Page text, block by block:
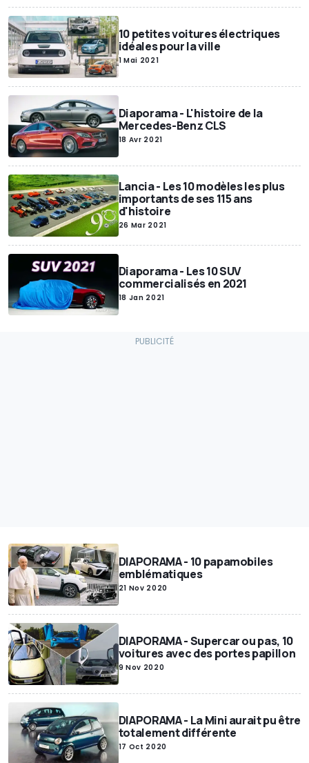
10 petites voitures électriques
idéales pour la ville
1 Mai 2021
Diaporama - L'histoire de la
Mercedes-Benz CLS
18 Avr 2021
Lancia - Les 10 modèles les plus
importants de ses 115 ans
d'histoire
26 Mar 2021
Diaporama - Les 10 SUV
commercialisés en 2021
18 Jan 2021
DIAPORAMA - 10 papamobiles
emblématiques
21 Nov 2020
DIAPORAMA - Supercar ou pas, 10
voitures avec des portes papillon
9 Nov 2020
DIAPORAMA - La Mini aurait pu être
totalement différente
17 Oct 2020